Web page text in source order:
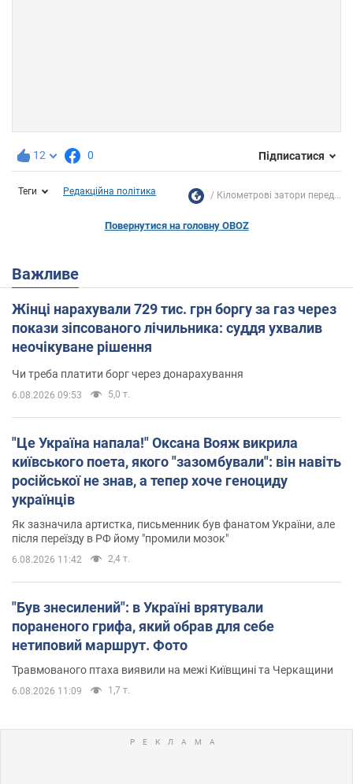
12 0 Підписатися
Теги Редакційна політика Кілометрові затори перед...
Повернутися на головну OBOZ
Важливе
Жінці нарахували 729 тис. грн боргу за газ через
покази зіпсованого лічильника: суддя ухвалив
неочікуване рішення
Чи треба платити борг через донарахування
6.08.2026 09:53 5,0 т.
"Це Україна напала!" Оксана Вояж викрила
київського поета, якого "зазомбували": він навіть
російської не знав, а тепер хоче геноциду
українців
Як зазначила артистка, письменник був фанатом України, але
після переїзду в РФ йому "промили мозок"
6.08.2026 11:42 2,4 т.
"Був знесилений": в Україні врятували
пораненого грифа, який обрав для себе
нетиповий маршрут. Фото
Травмованого птаха виявили на межі Київщині та Черкащини
6.08.2026 11:09 1,7 т.